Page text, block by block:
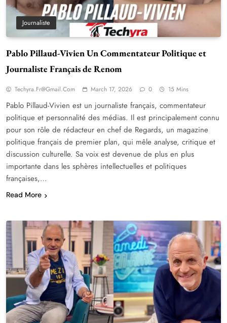
Journaliste
Pablo Pillaud-Vivien Un Commentateur Politique et
Journaliste Français de Renom
Techyra.fr@gmail.com March 17, 2026 0 15 Mins
Pablo Pillaud-Vivien est un journaliste français, commentateur
politique et personnalité des médias. Il est principalement connu
pour son rôle de rédacteur en chef de Regards, un magazine
politique français de premier plan, qui mêle analyse, critique et
discussion culturelle. Sa voix est devenue de plus en plus
importante dans les sphères intellectuelles et politiques
françaises,…
Read More